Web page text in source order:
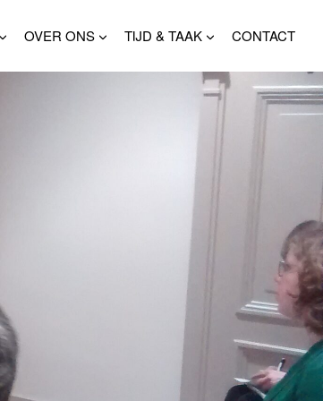
OVER ONS TIJD & TAAK CONTACT